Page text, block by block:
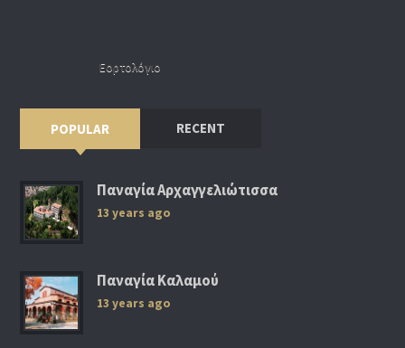
Εορτολόγιο
POPULAR RECENT
Παναγία Αρχαγγελιώτισσα
13 years ago
Παναγία Καλαμού
13 years ago